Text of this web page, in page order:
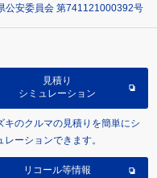
公安委員会 第741121000392号
見積り
シミュレーション
キのクルマの見積りを簡単にシ
レーションできます。
リコール等情報